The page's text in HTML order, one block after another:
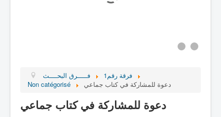
التعريـــف بالمــخبـــر
فـــــرق البحــــث
فرقة رقم1
Non catégorisé
دعوة للمشاركة في كتاب جماعي
دعوة للمشاركة في كتاب جماعي